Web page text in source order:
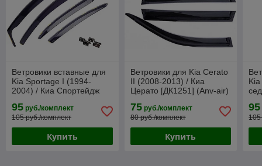
Ветровики вставные для
Kia Sportage I (1994-
2004) / Киа Спортейдж
95 руб./комплект
105 руб./комплект
Купить
Ветровики для Kia Cerato
II (2008-2013) / Киа
Церато [ДК1251] (Anv-air)
75руб./комплект
80 руб./комплект
Купить
95
105